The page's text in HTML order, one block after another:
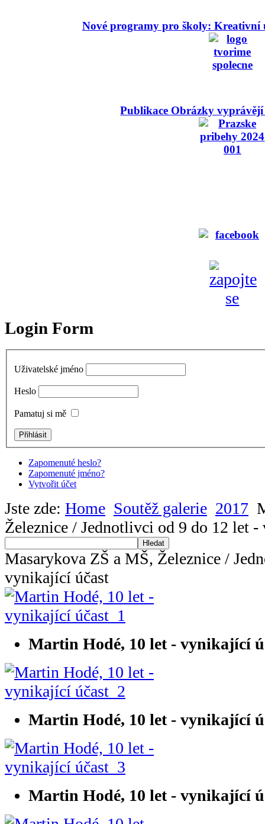
Nové programy pro školy: Kreativní
Publikace Obrázky
Login Form
Uživatelské jméno
Heslo
Pamatuj si mě
Zapomenuté heslo?
Zapomenuté jméno?
Vytvořit účet
Jste zde: Home Soutěž galerie 2017
Železnice / Jednotlivci od 9 do 12 let
Hledat
Masarykova ZŠ a MŠ, Železnice /
vynikající účast
Martin Hodé, 10 let - vynikající
Martin Hodé, 10 let - vynikající
Martin Hodé, 10 let - vynikající